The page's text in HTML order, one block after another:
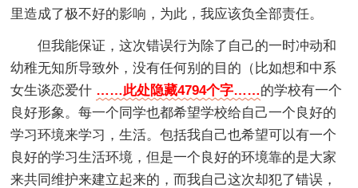
里造成了极不好的影响，为此，我应该负全部责任。
但我能保证，这次错误行为除了自己的一时冲动和
幼稚无知所导致外，没有任何别的目的（比如想和中系
女生谈恋爱什 ……此处隐藏4794个字……的学校有一个
良好形象。每一个同学也都希望学校给自己一个良好的
学习环境来学习，生活。包括我自己也希望可以有一个
良好的学习生活环境，但是一个良好的环境靠的是大家
来共同维护来建立起来的，而我自己这次却犯了错误，